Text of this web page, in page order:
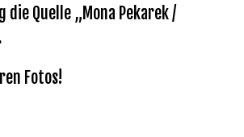
Quelle „Mona Pekarek /
Fotos!